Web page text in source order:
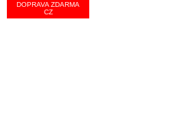
DOPRAVA ZDARMA
CZ